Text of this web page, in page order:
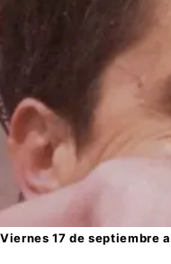
Viernes 17 de septiembre